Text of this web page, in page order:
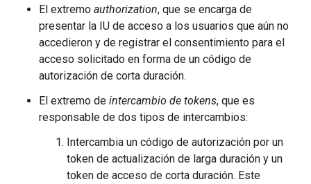
El extremo authorization, que se encarga de
presentar la IU de acceso a los usuarios que aún no
accedieron y de registrar el consentimiento para el
acceso solicitado en forma de un código de
autorización de corta duración.
El extremo de intercambio de tokens, que es
responsable de dos tipos de intercambios:
Intercambia un código de autorización por un
token de actualización de larga duración y un
token de acceso de corta duración. Este